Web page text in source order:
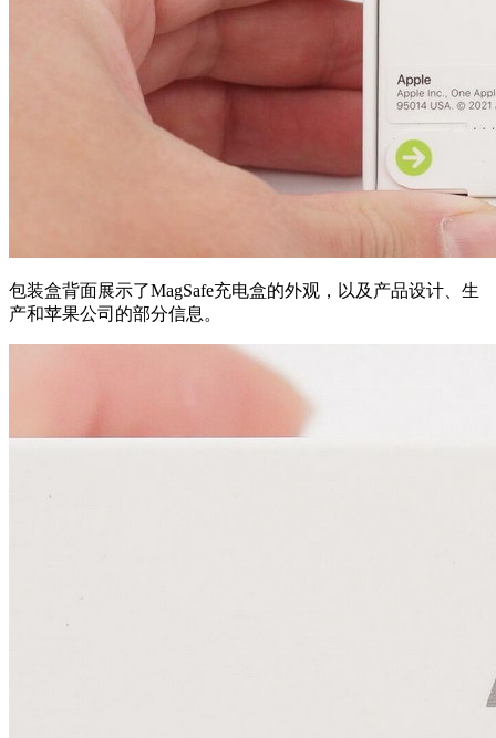
包装盒背面展示了MagSafe充电盒的外观，以及产品设计、生
产和苹果公司的部分信息。